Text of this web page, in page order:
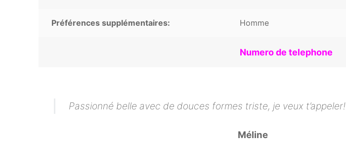
Préférences supplémentaires: Homme
Numero de telephone
Passionné belle avec de douces formes triste, je veux t’appeler!
Méline